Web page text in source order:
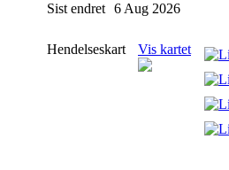
Sist endret 6 Aug 2026
Hendelseskart Vis kartet